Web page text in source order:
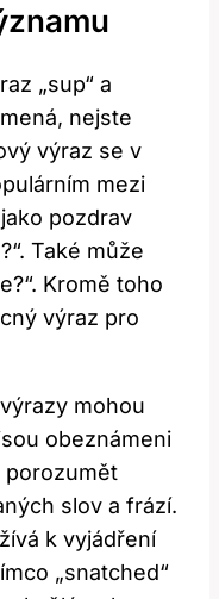
„sup“ a
nejste
výraz se v
mezi‌
pozdrav
‌Také může
⁤Kromě toho
výraz pro
mohou
obeznámeni
porozumět
slov a ‍frází.
k vyjádření
„snatched“